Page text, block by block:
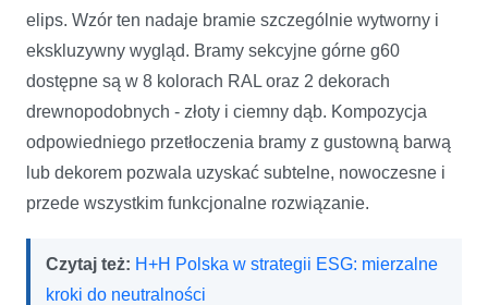
elips. Wzór ten nadaje bramie szczególnie wytworny i
ekskluzywny wygląd. Bramy sekcyjne górne g60
dostępne są w 8 kolorach RAL oraz 2 dekorach
drewnopodobnych - złoty i ciemny dąb. Kompozycja
odpowiedniego przetłoczenia bramy z gustowną barwą
lub dekorem pozwala uzyskać subtelne, nowoczesne i
przede wszystkim funkcjonalne rozwiązanie.
Czytaj też: H+H Polska w strategii ESG: mierzalne
kroki do neutralności